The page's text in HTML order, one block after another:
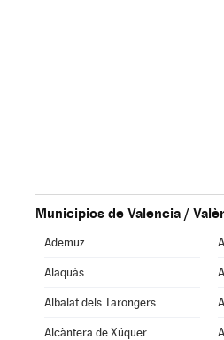
Municipios de Valencia /
Ademuz
Alaquàs
Albalat dels Tarongers
Alcàntera de Xúquer